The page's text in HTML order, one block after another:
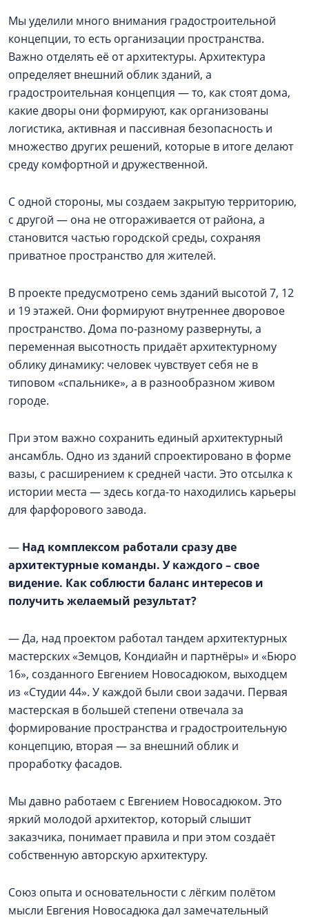
Мы уделили много внимания градостроительной
концепции, то есть организации пространства.
Важно отделять её от архитектуры. Архитектура
определяет внешний облик зданий, а
градостроительная концепция — то, как стоят дома,
какие дворы они формируют, как организованы
логистика, активная и пассивная безопасность и
множество других решений, которые в итоге делают
среду комфортной и дружественной.
С одной стороны, мы создаем закрытую территорию,
с другой — она не отгораживается от района, а
становится частью городской среды, сохраняя
приватное пространство для жителей.
В проекте предусмотрено семь зданий высотой 7, 12
и 19 этажей. Они формируют внутреннее дворовое
пространство. Дома по-разному развернуты, а
переменная высотность придаёт архитектурному
облику динамику: человек чувствует себя не в
типовом «спальнике», а в разнообразном живом
городе.
При этом важно сохранить единый архитектурный
ансамбль. Одно из зданий спроектировано в форме
вазы, с расширением к средней части. Это отсылка к
истории места — здесь когда-то находились карьеры
для фарфорового завода.
— Над комплексом работали сразу две
архитектурные команды. У каждого – свое
видение. Как соблюсти баланс интересов и
получить желаемый результат?
— Да, над проектом работал тандем архитектурных
мастерских «Земцов, Кондиайн и партнёры» и «Бюро
16», созданного Евгением Новосадюком, выходцем
из «Студии 44». У каждой были свои задачи. Первая
мастерская в большей степени отвечала за
формирование пространства и градостроительную
концепцию, вторая — за внешний облик и
проработку фасадов.
Мы давно работаем с Евгением Новосадюком. Это
яркий молодой архитектор, который слышит
заказчика, понимает правила и при этом создаёт
собственную авторскую архитектуру.
Союз опыта и основательности с лёгким полётом
мысли Евгения Новосадюка дал замечательный